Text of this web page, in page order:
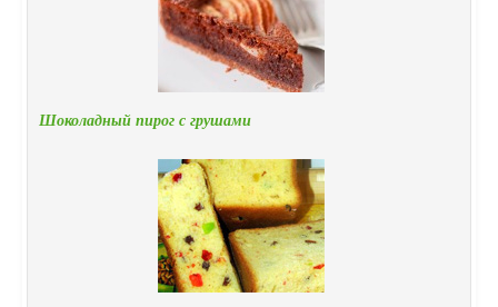
Шоколадный пирог с грушами